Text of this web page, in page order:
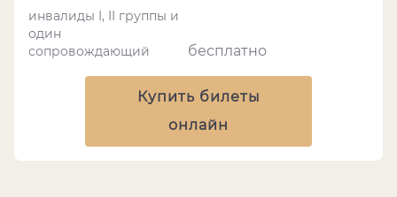
инвалиды I, II группы и
один
сопровождающий
бесплатно
Купить билеты
онлайн